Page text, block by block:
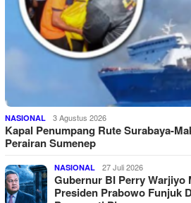
NASIONAL 3 Agustus 2026
Kapal Penumpang Rute Surabaya-
Perairan Sumenep
NASIONAL 27 Juli 2026
Gubernur BI Perry Warjiyo
Presiden Prabowo Funjuk